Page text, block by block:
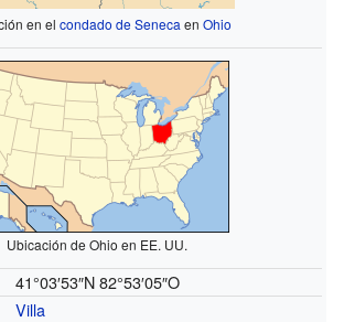
en el condado de Seneca en Ohio
Ubicación de Ohio en EE. UU.
41°03′53″N 82°53′05″O
Villa